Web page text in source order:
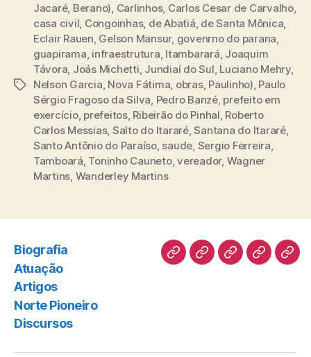
Tags
Jacaré, Berano) Carlinhos, Carlos Cesar de Carvalho,
casa civil Congoinhas, de Abatiá de Santa Mônica
Eclair Rauen Gelson Mansur, govenrno do parana
guapirama infraestrutura Itambarará Joaquim
Távora Joás Michetti Jundiaí do Sul Luciano Mehry,
Nelson Garcia Nova Fátima obras, Paulinho) Paulo
Sérgio Fragoso da Silva Pedro Banzé, prefeito em
exercício, prefeitos, Ribeirão do Pinhal Roberto
Carlos Messias, Salto do Itararé,Santana do Itararé,
Santo Antônio do Paraíso, saude Sergio Ferreira
Tamboará Toninho Cauneto,vereador, Wagner
Martins Wanderley Martins
Biografia
Atuação
Artigos
Norte Pioneiro
Discursos
BiografiaAtuaçãoArtigosNorte